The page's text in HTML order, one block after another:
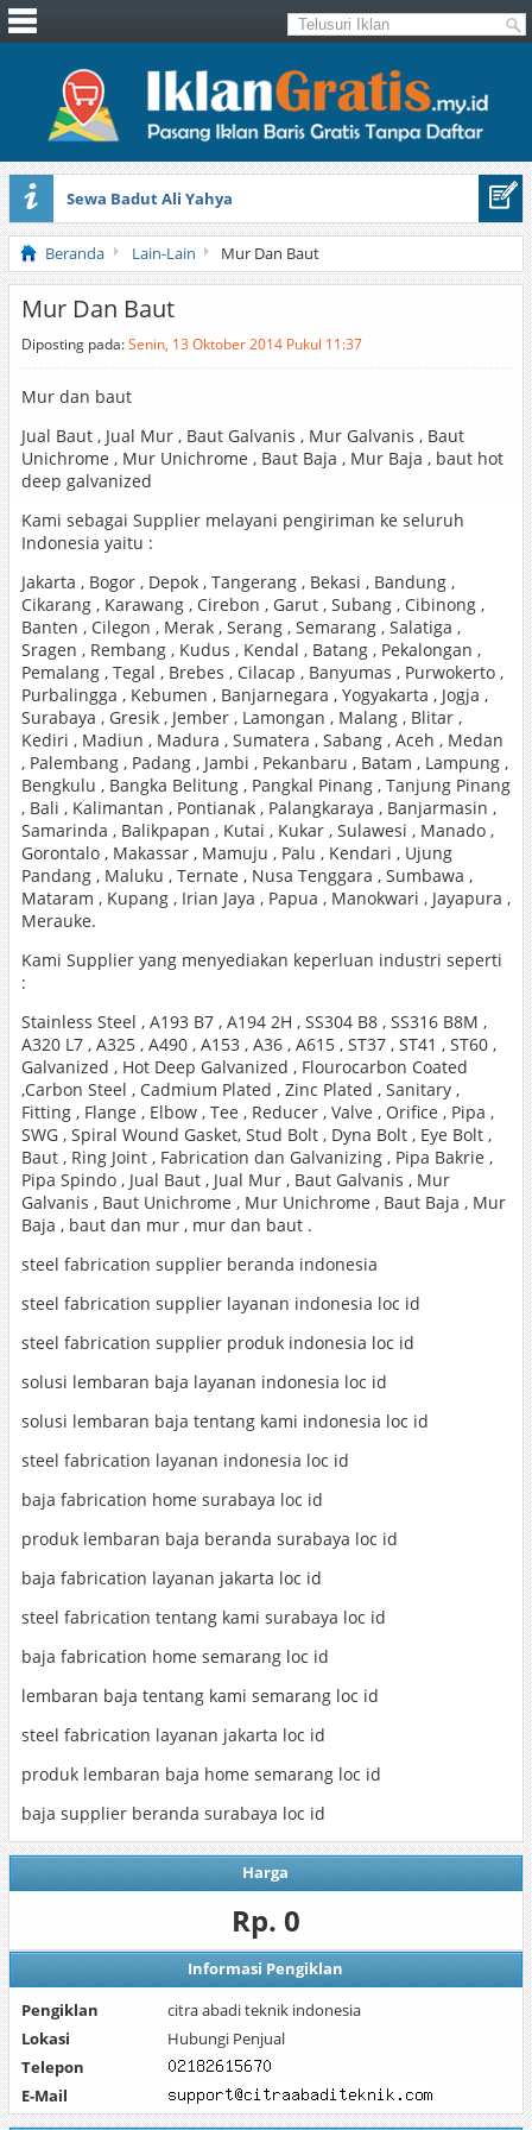
Sewa Badut Ali Yahya
Honda Brio 1.3 E AT CBU 2012 Putih
Beranda Lain-Lain Mur Dan Baut
Mur Dan Baut
Diposting pada:Senin, 13 Oktober 2014 Pukul 11:37
Mur dan baut
Jual Baut , Jual Mur , Baut Galvanis , Mur Galvanis , Baut
Unichrome , Mur Unichrome , Baut Baja , Mur Baja , baut hot
deep galvanized
Kami sebagai Supplier melayani pengiriman ke seluruh
Indonesia yaitu :
Jakarta , Bogor , Depok , Tangerang , Bekasi , Bandung ,
Cikarang , Karawang , Cirebon , Garut , Subang , Cibinong ,
Banten , Cilegon , Merak , Serang , Semarang , Salatiga ,
Sragen , Rembang , Kudus , Kendal , Batang , Pekalongan ,
Pemalang , Tegal , Brebes , Cilacap , Banyumas , Purwokerto ,
Purbalingga , Kebumen , Banjarnegara , Yogyakarta , Jogja ,
Surabaya , Gresik , Jember , Lamongan , Malang , Blitar ,
Kediri , Madiun , Madura , Sumatera , Sabang , Aceh , Medan
, Palembang , Padang , Jambi , Pekanbaru , Batam , Lampung ,
Bengkulu , Bangka Belitung , Pangkal Pinang , Tanjung Pinang
, Bali , Kalimantan , Pontianak , Palangkaraya , Banjarmasin ,
Samarinda , Balikpapan , Kutai , Kukar , Sulawesi , Manado ,
Gorontalo , Makassar , Mamuju , Palu , Kendari , Ujung
Pandang , Maluku , Ternate , Nusa Tenggara , Sumbawa ,
Mataram , Kupang , Irian Jaya , Papua , Manokwari , Jayapura ,
Merauke.
Kami Supplier yang menyediakan keperluan industri seperti
:
Stainless Steel , A193 B7 , A194 2H , SS304 B8 , SS316 B8M ,
A320 L7 , A325 , A490 , A153 , A36 , A615 , ST37 , ST41 , ST60 ,
Galvanized , Hot Deep Galvanized , Flourocarbon Coated
,Carbon Steel , Cadmium Plated , Zinc Plated , Sanitary ,
Fitting , Flange , Elbow , Tee , Reducer , Valve , Orifice , Pipa ,
SWG , Spiral Wound Gasket, Stud Bolt , Dyna Bolt , Eye Bolt ,
Baut , Ring Joint , Fabrication dan Galvanizing , Pipa Bakrie ,
Pipa Spindo , Jual Baut , Jual Mur , Baut Galvanis , Mur
Galvanis , Baut Unichrome , Mur Unichrome , Baut Baja , Mur
Baja , baut dan mur , mur dan baut .
steel fabrication supplier beranda indonesia
steel fabrication supplier layanan indonesia loc id
steel fabrication supplier produk indonesia loc id
solusi lembaran baja layanan indonesia loc id
solusi lembaran baja tentang kami indonesia loc id
steel fabrication layanan indonesia loc id
baja fabrication home surabaya loc id
produk lembaran baja beranda surabaya loc id
baja fabrication layanan jakarta loc id
steel fabrication tentang kami surabaya loc id
baja fabrication home semarang loc id
lembaran baja tentang kami semarang loc id
steel fabrication layanan jakarta loc id
produk lembaran baja home semarang loc id
baja supplier beranda surabaya loc id
Harga
Rp. 0
Informasi Pengiklan
Pengiklan
citra abadi teknik indonesia
Lokasi
Hubungi Penjual
Telepon
E-Mail